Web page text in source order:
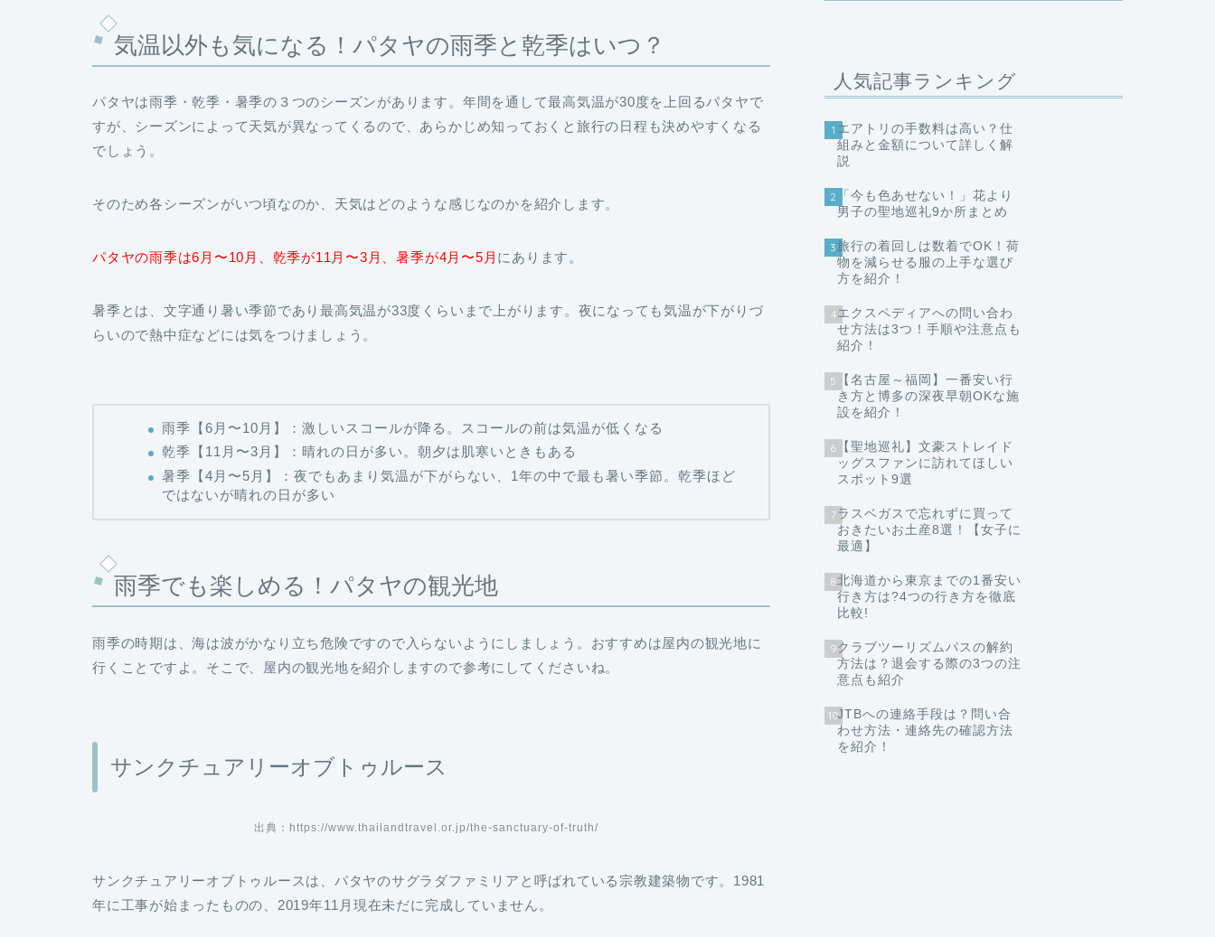
気温以外も気になる！パタヤの雨季と乾季はいつ？
パタヤは雨季・乾季・暑季の３つのシーズンがあります。年間を通して最高気温が30度を上回るパタヤで
すが、シーズンによって天気が異なってくるので、あらかじめ知っておくと旅行の日程も決めやすくなる
でしょう。
そのため各シーズンがいつ頃なのか、天気はどのような感じなのかを紹介します。
パタヤの雨季は6月〜10月、乾季が11月〜3月、暑季が4月〜5月 にあります。
暑季とは、文字通り暑い季節であり最高気温が33度くらいまで上がります。夜になっても気温が下がりづ
らいので熱中症などには気をつけましょう。
雨季【6月〜10月】：激しいスコールが降る。スコールの前は気温が低くなる
乾季【11月〜3月】：晴れの日が多い。朝夕は肌寒いときもある
暑季【4月〜5月】：夜でもあまり気温が下がらない、1年の中で最も暑い季節。乾季ほど
ではないが晴れの日が多い
雨季でも楽しめる！パタヤの観光地
雨季の時期は、海は波がかなり立ち危険ですので入らないようにしましょう。おすすめは屋内の観光地に
行くことですよ。そこで、屋内の観光地を紹介しますので参考にしてくださいね。
サンクチュアリーオブトゥルース
出典：https://www.thailandtravel.or.jp/the-sanctuary-of-truth/
サンクチュアリーオブトゥルースは、パタヤのサグラダファミリアと呼ばれている宗教建築物です。1981
年に工事が始まったものの、2019年11月現在未だに完成していません。
人気記事ランキング
1 エアトリの手数料は高い？仕
組みと金額について詳しく解
説
2 「今も色あせない！」花より
男子の聖地巡礼9か所まとめ
3旅行の着回しは数着でOK！荷
物を減らせる服の上手な選び
方を紹介！
4エクスペディアへの問い合わ
せ方法は3つ！手順や注意点も
紹介！
5 【名古屋～福岡】一番安い行
き方と博多の深夜早朝OKな施
設を紹介！
6 【聖地巡礼】文豪ストレイド
ッグスファンに訪れてほしい
スポット9選
7ラスベガスで忘れずに買って
おきたいお土産8選！【女子に
最適】
8北海道から東京までの1番安い
行き方は?4つの行き方を徹底
比較!
9 クラブツーリズムパスの解約
方法は？退会する際の3つの注
意点も紹介
10JTBへの連絡手段は？問い合
わせ方法・連絡先の確認方法
を紹介！